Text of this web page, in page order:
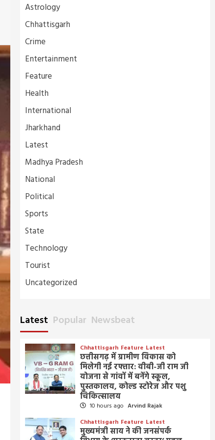
Astrology
Chhattisgarh
Crime
Entertainment
Feature
Health
International
Jharkhand
Latest
Madhya Pradesh
National
Political
Sports
State
Technology
Tourist
Uncategorized
Latest Popular Newsbeat
Chhattisgarh Feature Latest
छत्तीसगढ़ में ग्रामीण विकास को
मिलेगी नई रफ्तार: वीबी-जी राम जी
योजना से गांवों में बनेंगे स्कूल,
पुस्तकालय, कोल्ड स्टोरेज और पशु
चिकित्सालय
10 hours ago Arvind Rajak
Chhattisgarh Feature Latest
मुख्यमंत्री साय ने की जनसंपर्क